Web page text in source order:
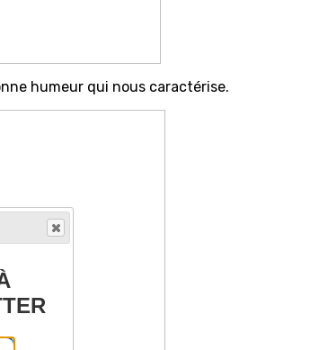
humeur qui nous caractérise.